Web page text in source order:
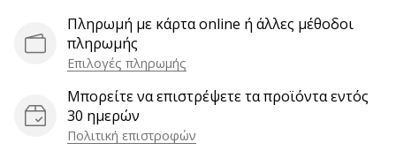
χάντμπολ
όπως
πρεσβευτής/
πρέσβειρα
Πληρωμή με κάρτα online ή άλλες μέθοδοι
πληρωμής
Επιλογές πληρωμής
Μπορείτε να επιστρέψετε τα προϊόντα εντός
30 ημερών
Πολιτική επιστροφών